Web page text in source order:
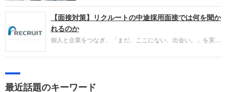
パーソンが利用する企業口コミサイト「キャリコ
ネ」の転職エージェントがお勧めするイチオシ企業
IBMです。採用面接対策の企業研究にご活用くださ
い。
【面接対策】リクルートの中途採用面接では何を聞か
れるのか
個人と企業をつなぎ、「まだ、ここにない、出会い。」を実現
やこれまでの成果を具体的に問われるほか、「人間性」も評価
しょう。
最近話題のキーワード